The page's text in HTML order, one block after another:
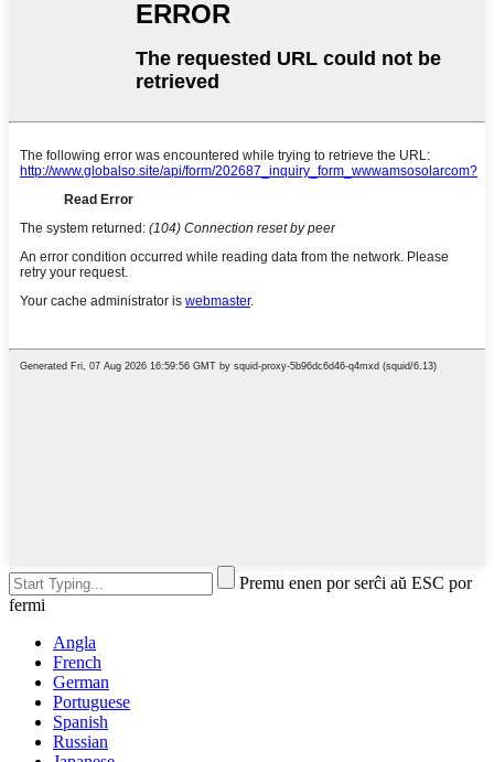
Premu enen por serĉi aŭ ESC por
fermi
Angla
French
German
Portuguese
Spanish
Russian